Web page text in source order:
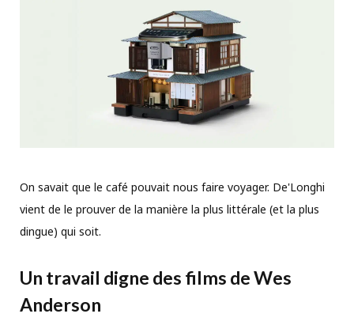
On savait que le café pouvait nous faire voyager. De'Longhi
vient de le prouver de la manière la plus littérale (et la plus
dingue) qui soit.
Un travail digne des films de Wes
Anderson